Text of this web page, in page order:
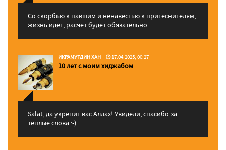
Со скорбью к павшим и ненавестью к притеснителям,
жизнь идет, расчет будет обязательно. ...
ИКРАМУТДИН ХАН 17.04.2025, 00:27
10 лет с моим хиджабом
Salat, да укрепит вас Аллаx! Увидели, спасибо за
теплые слова :-)...